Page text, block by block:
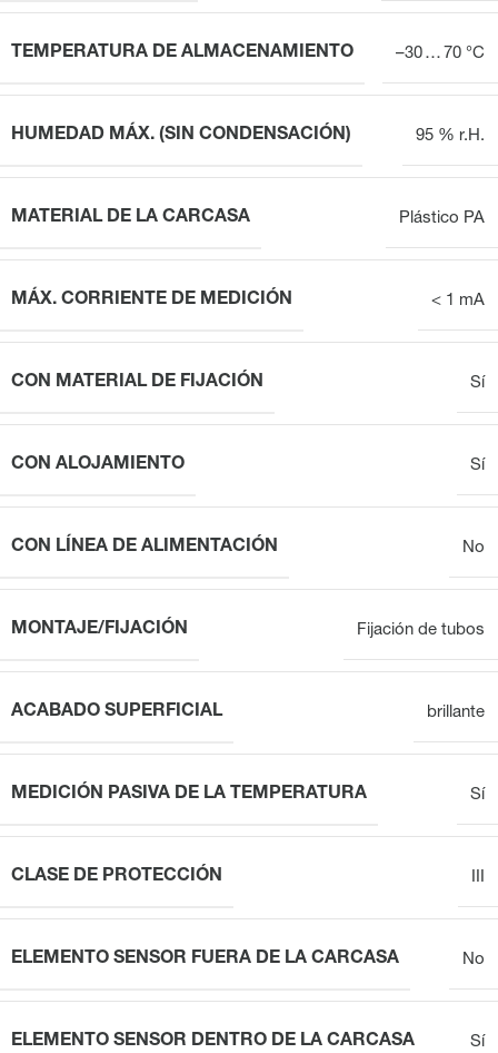
TEMPERATURA DE ALMACENAMIENTO –30 … 70 °C
HUMEDAD MÁX. (SIN CONDENSACIÓN) 95 % r.H.
MATERIAL DE LA CARCASA Plástico PA
MÁX. CORRIENTE DE MEDICIÓN < 1 mA
CON MATERIAL DE FIJACIÓN Sí
CON ALOJAMIENTO Sí
CON LÍNEA DE ALIMENTACIÓN No
MONTAJE/FIJACIÓN Fijación de tubos
ACABADO SUPERFICIAL brillante
MEDICIÓN PASIVA DE LA TEMPERATURA Sí
CLASE DE PROTECCIÓN
ELEMENTO SENSOR FUERA DE LA CARCASA No
ELEMENTO SENSOR DENTRO DE LA CARCASA Sí